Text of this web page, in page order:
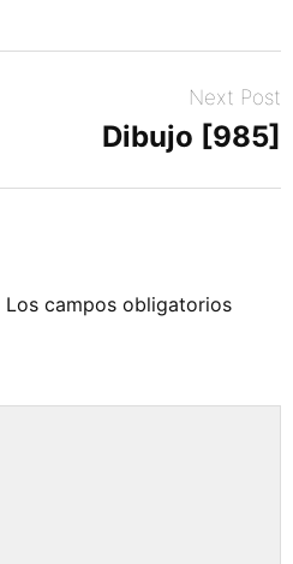
Next Post
Dibujo [985]
Los campos obligatorios